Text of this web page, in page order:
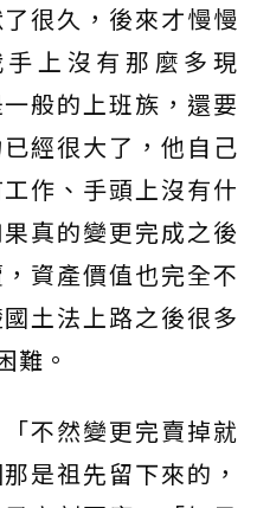
很久，後來才慢慢
上沒有那麼多現
般的上班族，還要
經很大了，他自己
作、手頭上沒有什
真的變更完成之後
資產價值也完全不
土法上路之後很多
難。
不然變更完賣掉就
是祖先留下來的，